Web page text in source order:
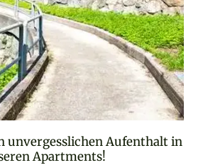
unvergesslichen Aufenthalt in
Apartments!